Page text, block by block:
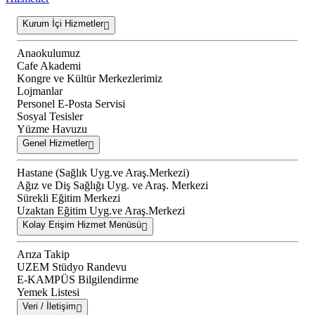
Kurum İçi Hizmetler
Anaokulumuz
Cafe Akademi
Kongre ve Kültür Merkezlerimiz
Lojmanlar
Personel E-Posta Servisi
Sosyal Tesisler
Yüzme Havuzu
Genel Hizmetler
Hastane (Sağlık Uyg.ve Araş.Merkezi)
Ağız ve Diş Sağlığı Uyg. ve Araş. Merkezi
Sürekli Eğitim Merkezi
Uzaktan Eğitim Uyg.ve Araş.Merkezi
Kolay Erişim Hizmet Menüsü
Arıza Takip
UZEM Stüdyo Randevu
E-KAMPÜS Bilgilendirme
Yemek Listesi
Veri / İletişim